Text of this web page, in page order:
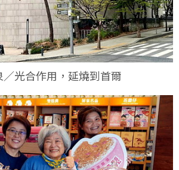
光合作用，延燒到首爾